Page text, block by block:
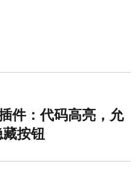
件：代码高亮，允
按钮